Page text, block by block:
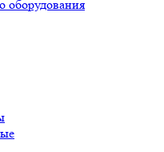
оборудования